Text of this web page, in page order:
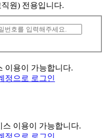
원) 전용입니다.
이용이 가능합니다.
정으로 로그인
스 이용이 가능합니다.